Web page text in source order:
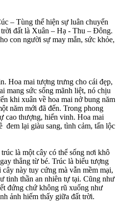
– Tùng thể hiện sự luân chuyển
đất là Xuân – Hạ - Thu – Đông.
con người sự may mắn, sức khỏe,
Hoa mai tượng trưng cho cái đẹp,
mang sức sống mãnh liệt, nó chịu
khi xuân về hoa mai nở bung năm
năm mới đã đến. Trong phong
cao thượng, hiển vinh. Hoa mai
đem lại giàu sang, tình cảm, tấn lộc
là một cây có thể sống nơi khô
thẳng từ bé. Trúc là biểu tượng
này tuy cứng mà vẫn mềm mại,
tinh thần an nhiên tự tại. Cũng như
đứng chứ không rũ xuống như
ảnh hiếm thấy giữa đất trời.